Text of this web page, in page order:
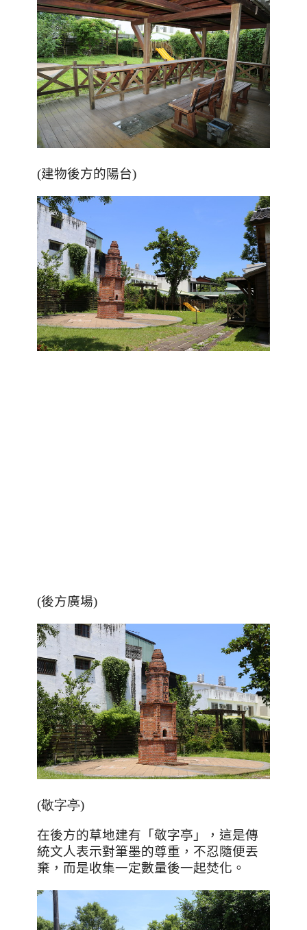
(建物後方的陽台)
(後方廣場)
(敬字亭)
在後方的草地建有「敬字亭」，這是傳
統文人表示對筆墨的尊重，不忍隨便丟
棄，而是收集一定數量後一起焚化。